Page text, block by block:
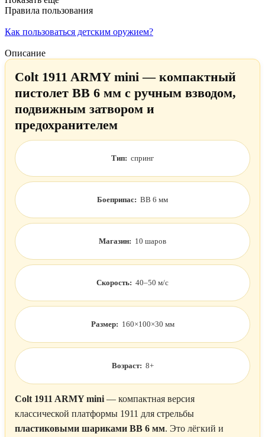
Правила пользования
Как пользоваться детским оружием?
Описание
Colt 1911 ARMY mini — компактный
пистолет BB 6 мм с ручным взводом,
подвижным затвором и
предохранителем
Тип: спринг
Боеприпас: BB 6 мм
Магазин: 10 шаров
Скорость: 40–50 м/с
Размер: 160×100×30 мм
Возраст: 8+
Colt 1911 ARMY mini — компактная версия
классической платформы 1911 для стрельбы
пластиковыми шариками BB 6 мм. Это лёгкий и